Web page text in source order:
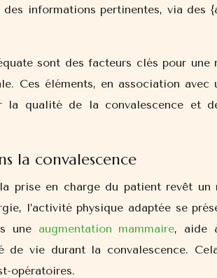
informations pertinentes, via des
sont des facteurs clés pour une
Ces éléments, en association avec
la qualité de la convalescence et
la convalescence
prise en charge du patient revêt un
l’activité physique adaptée se
une augmentation mammaire, aide
vie durant la convalescence.
opératoires.